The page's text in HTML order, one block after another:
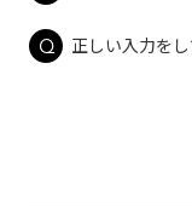
正しい入力を